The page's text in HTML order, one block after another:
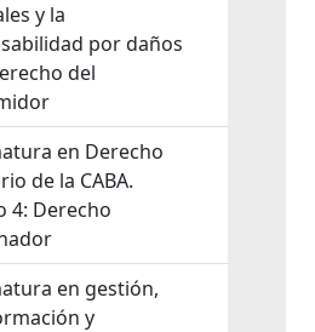
y la
por daños
del
en Derecho
de la CABA.
4: Derecho
en gestión,
y